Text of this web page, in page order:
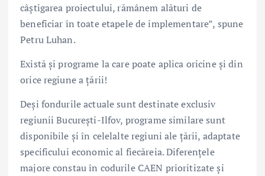
câștigarea proiectului, rămânem alături de
beneficiar în toate etapele de implementare”, spune
Petru Luhan.
Există și programe la care poate aplica oricine și din
orice regiune a țării!
Deși fondurile actuale sunt destinate exclusiv
regiunii București-Ilfov, programe similare sunt
disponibile și în celelalte regiuni ale țării, adaptate
specificului economic al fiecăreia. Diferențele
majore constau în codurile CAEN prioritizate și